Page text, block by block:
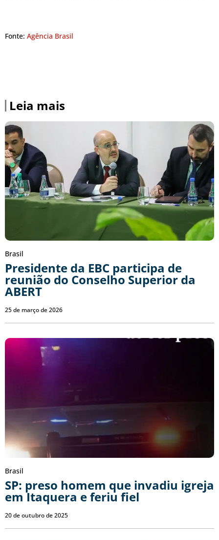
Fonte: Agência Brasil
Leia mais
Brasil
Presidente da EBC participa de
reunião do Conselho Superior da
ABERT
25 de março de 2026
Brasil
SP: preso homem que invadiu igreja
em Itaquera e feriu fiel
20 de outubro de 2025